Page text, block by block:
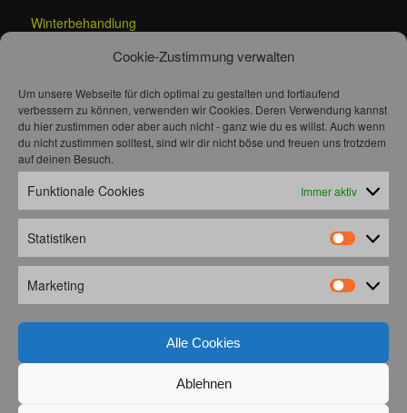
Cookie-Zustimmung verwalten
Um unsere Webseite für dich optimal zu gestalten und fortlaufend
verbessern zu können, verwenden wir Cookies. Deren Verwendung kannst
du hier zustimmen oder aber auch nicht - ganz wie du es willst. Auch wenn
du nicht zustimmen solltest, sind wir dir nicht böse und freuen uns trotzdem
auf deinen Besuch.
Funktionale Cookies Immer aktiv
Statistiken
Marketing Marketing
Alle Cookies
Ablehnen
Winterbehandlung
Dieser Eintrag wurde veröffentlicht in AllgemeinvonPeter.
Permanenter Link des Eintrags .
AUGUST 2026
M D M S
1
2
3
9
16
17
18 19 20 21 22
23
24
30
31
« Mai